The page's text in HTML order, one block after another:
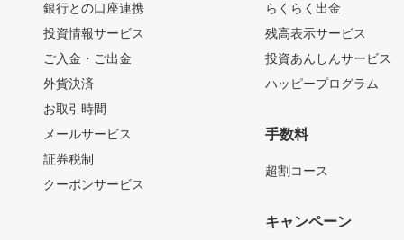
銀行との口座連携
投資情報サービス
ご入金・ご出金
外貨決済
お取引時間
メールサービス
証券税制
クーポンサービス
らくらく出金
残高表示サービス
投資あんしんサービス
ハッピープログラム
手数料
超割コース
キャンペーン